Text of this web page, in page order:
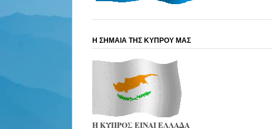
Η ΣΗΜΑΙΑ ΤΗΣ ΚΥΠΡΟΥ ΜΑΣ
Η ΚΥΠΡΟΣ ΕΙΝΑΙ ΕΛΛΑΔΑ